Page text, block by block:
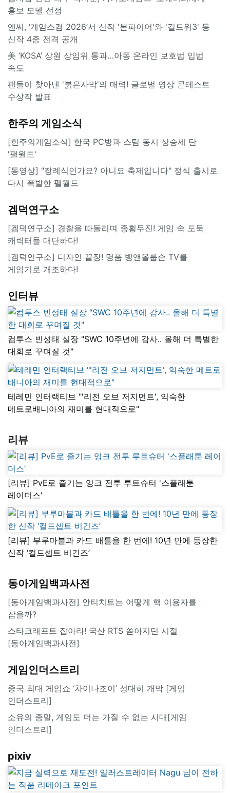
홍보 모델 선정
엔씨, ‘게임스컴 2026’서 신작 '본파이어'와 '길드워3' 등
신작 4종 전격 공개
美 ‘KOSA’ 상원 상임위 통과…아동 온라인 보호법 입법
속도
팬들이 찾아낸 '붉은사막'의 매력! 글로벌 영상 콘테스트
수상작 발표
한주의 게임소식
[힌주의게임소식] 한국 PC방과 스팀 동시 상승세 탄
'팰월드'
[동영상] "장례식인가요? 아니요 축제입니다" 정식 출시로
다시 폭발한 팰월드
겜덕연구소
[겜덕연구소] 경찰을 따돌리며 종횡무진! 게임 속 도둑
캐릭터들 대단하다!
[겜덕연구소] 디자인 끝장! 명품 뱅앤올룹슨 TV를
게임기로 개조하다!
인터뷰
컴투스 빈성태 실장 "SWC 10주년에 감사.. 올해 더 특별한
대회로 꾸며질 것"
테레민 인터랙티브 "'리전 오브 저지먼트', 익숙한
메트로배니아의 재미를 현대적으로"
리뷰
[리뷰] PvE로 즐기는 잉크 전투 루트슈터 '스플래툰
레이더스'
[리뷰] 부루마블과 카드 배틀을 한 번에! 10년 만에 등장한
신작 ‘컬드셉트 비긴즈’
동아게임백과사전
[동아게임백과사전] 안티치트는 어떻게 핵 이용자를
잡을까?
스타크래프트 잡아라! 국산 RTS 쏟아지던 시절
[동아게임백과사전]
게임인더스트리
중국 최대 게임쇼 ‘차이나조이’ 성대히 개막 [게임
인더스트리]
소유의 종말, 게임도 더는 가질 수 없는 시대[게임
인더스트리]
pixiv